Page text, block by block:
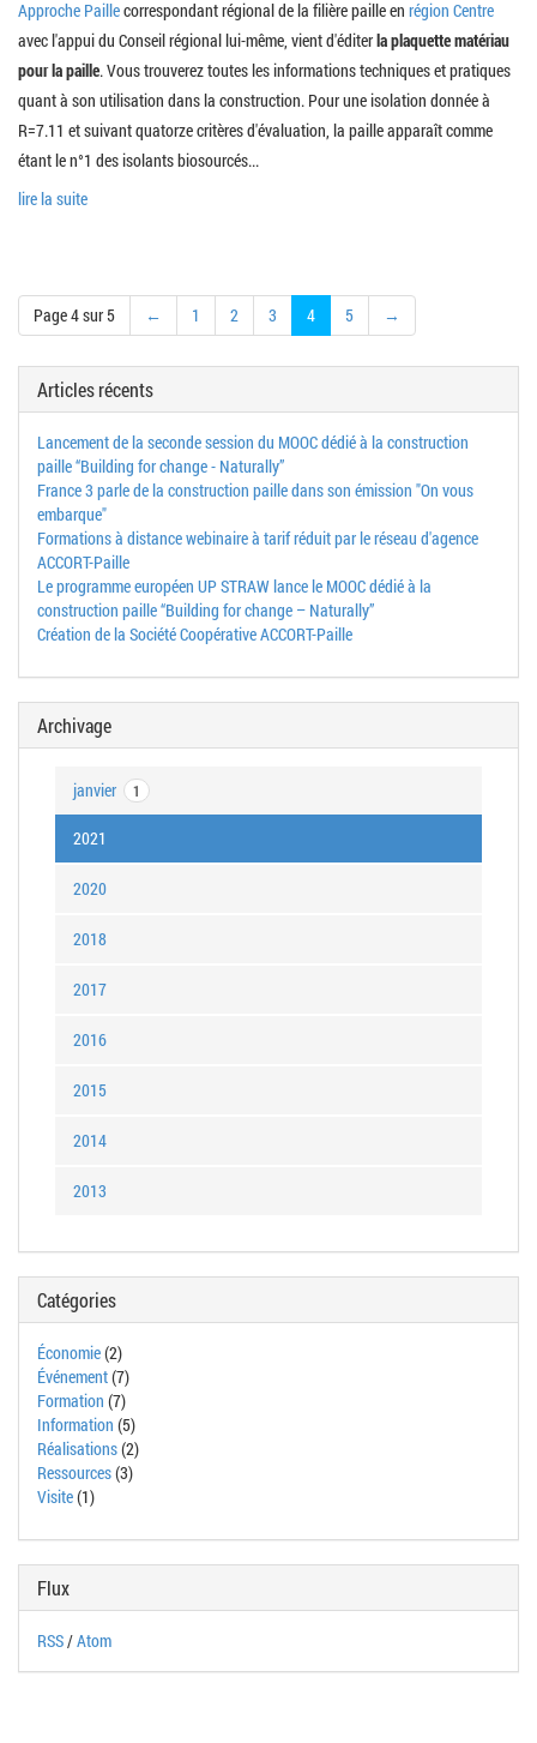
Approche Paillecorrespondant régional de la filière paille en région Centre
avec l'appui du Conseil régional lui-même, vient d'éditerla plaquette matériau
pour la paille. Vous trouverez toutes les informations techniques et pratiques
quant à son utilisation dans la construction. Pour une isolation donnée à
R=7.11 et suivant quatorze critères d'évaluation, la paille apparaît comme
étant le n°1 des isolants biosourcés...
lire la suite
Page 4 sur 5 ← 1 2 3 4 5 →
Articles récents
Lancement de la seconde session du MOOC dédié à la construction
paille “Building for change - Naturally”
France 3 parle de la construction paille dans son émission "On vous
embarque"
Formations à distance webinaire à tarif réduit par le réseau d'agence
ACCORT-Paille
Le programme européen UP STRAW lance le MOOC dédié à la
construction paille “Building for change – Naturally”
Création de la Société Coopérative ACCORT-Paille
Archivage
janvier 1
2021
2020
2018
2017
2016
2015
2014
2013
Catégories
Économie(2)
Événement(7)
Formation (7)
Information (5)
Réalisations(2)
Ressources(3)
Visite(1)
Flux
RSS/Atom